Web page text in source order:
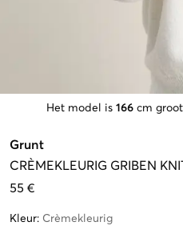
Het model is 166 cm
Grunt
CRÈMEKLEURIG GRIBEN
55 €
Kleur: Crèmekleurig